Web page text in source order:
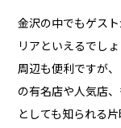
金沢の中でもゲス
リアといえるでし
周辺も便利ですが
の有名店や人気店
としても知られる